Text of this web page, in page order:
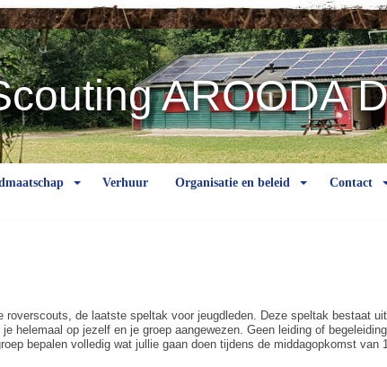
AROODA
Verhuur Organisatie en beleid Contact
roverscouts, de laatste speltak voor jeugdleden. Deze speltak bestaat
helemaal op jezelf en je groep aangewezen. Geen leiding of
bepalen volledig wat jullie gaan doen tijdens de middagopkomst van